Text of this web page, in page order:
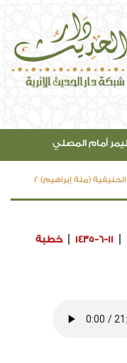
أمام المصلي
الحنيفية (ملة إبراهيم) 2
1435-6-11 خطبة